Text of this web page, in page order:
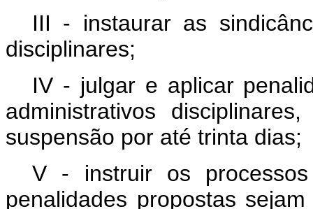
III - instaurar as
disciplinares;
IV - julgar e aplicar
administrativos
suspensão por até trinta dias;
V - instruir os processos
penalidades propostas